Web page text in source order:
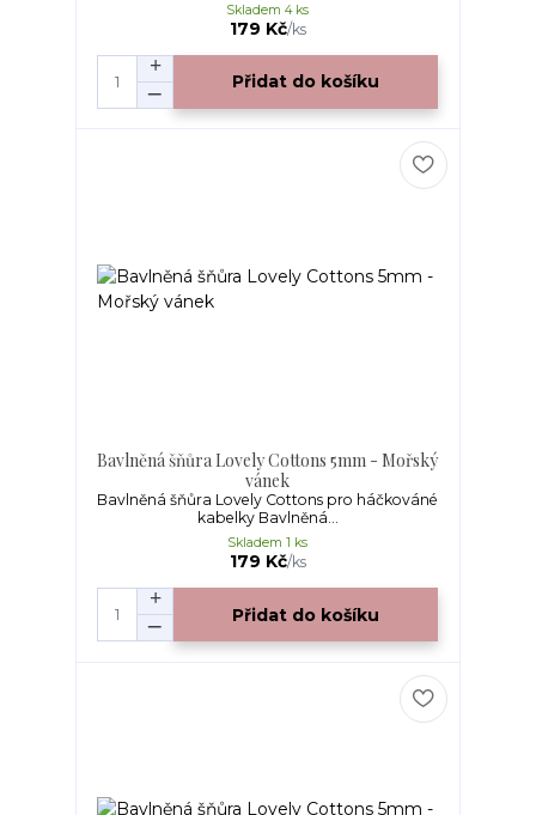
179 Kč/ks
Skladem 4 ks
Přidat do košíku
Bavlněná šňůra Lovely Cottons 5mm - Mořský
vánek
Bavlněná šňůra Lovely Cottons pro háčkováné
kabelky Bavlněná...
179 Kč/ks
Skladem 1 ks
Přidat do košíku